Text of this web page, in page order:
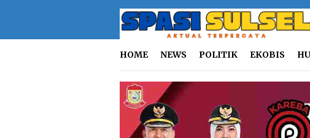
HOME NEWS POLITIK EKOBIS